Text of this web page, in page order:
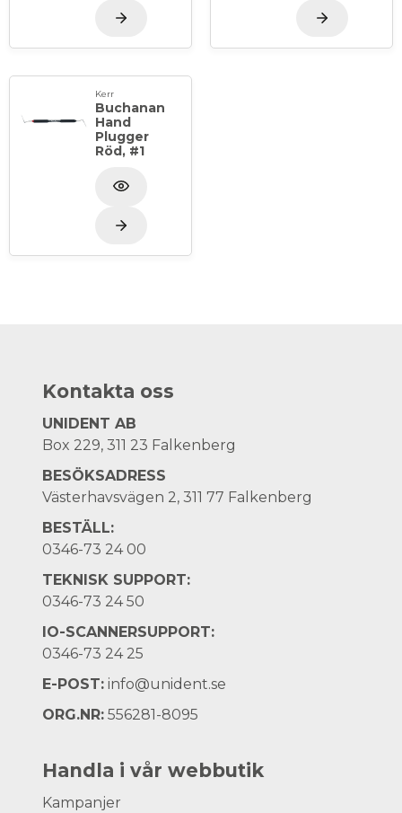
Kerr
Buchanan
Hand
Plugger
Röd, #1
Kontakta oss
UNIDENT AB
Box 229, 311 23 Falkenberg
BESÖKSADRESS
Västerhavsvägen 2, 311 77 Falkenberg
BESTÄLL:
0346-73 24 00
TEKNISK SUPPORT:
0346-73 24 50
IO-SCANNERSUPPORT:
0346-73 24 25
E-POST: info@unident.se
ORG.NR: 556281-8095
Handla i vår webbutik
Kampanjer